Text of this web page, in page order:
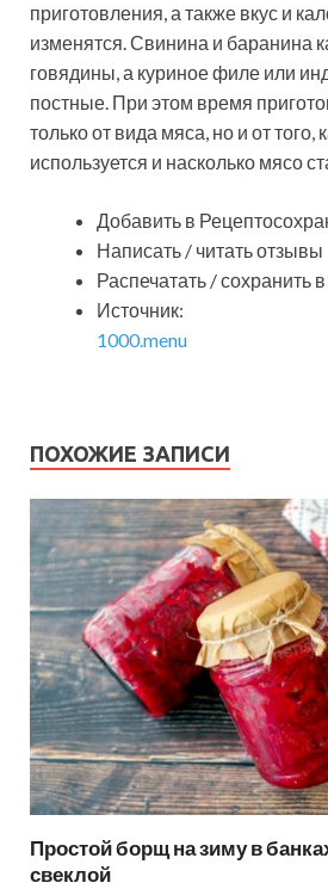
приготовления, а также вкус и
изменятся. Свинина и баранина
говядины, а куриное филе или
постные. При этом время
только от вида мяса, но и от того,
используется и насколько мясо
Добавить в
Написать / читать отзывы
Распечатать / сохранить
Источник:
1000.menu
ПОХОЖИЕ ЗАПИСИ
Простой борщ на зиму в
свеклой